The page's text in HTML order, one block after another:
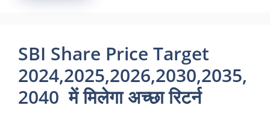
SBI Share Price Target
2024,2025,2026,2030,2035,
2040 में मिलेगा अच्छा रिटर्न